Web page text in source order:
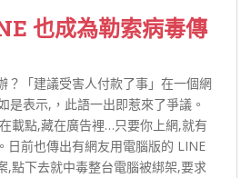
也成為勒索病毒傳
？「建議受害人付款了事」在一個網
是表示,，此語一出即惹來了爭議。
載點,藏在廣告裡…只要你上網,就有
日前也傳出有網友用電腦版的 LINE
,點下去就中毒整台電腦被綁架,要求